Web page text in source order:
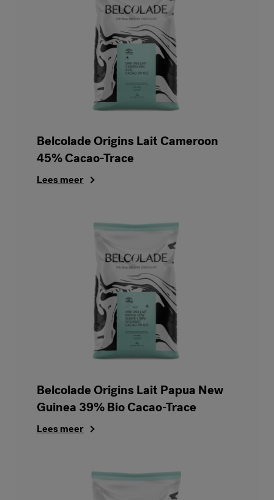
Belcolade Origins Lait Cameroon
45% Cacao-Trace
Lees meer
Belcolade Origins Lait Papua New
Guinea 39% Bio Cacao-Trace
Lees meer